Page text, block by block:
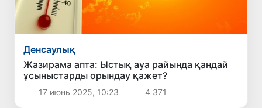
Денсаулық
Жазирама апта: Ыстық ауа райында қандай
ұсыныстарды орындау қажет?
17 июнь 2025, 10:23 4 371